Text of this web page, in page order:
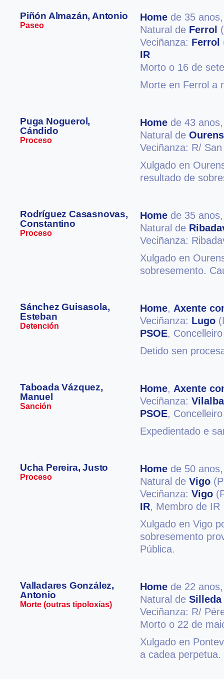
Piñón Almazán, Antonio
Paseo
Home de 35
Natural de Ferrol
Veciñanza: Ferrol
IR
Morto o 16 de
Morte en Ferrol a
Puga Noguerol,
Cándido
Proceso
Home de 43
Natural de
Veciñanza: R/
Xulgado en
resultado de
Rodríguez Casasnovas,
Constantino
Proceso
Home de 35
Natural de
Veciñanza:
Xulgado en
sobresemento.
Sánchez Guisasola,
Esteban
Detención
Home, Axente
Veciñanza: Lugo
PSOE, Concelleiro
Detido sen
Taboada Vázquez,
Manuel
Sanción
Home, Axente
Veciñanza: Vilalba
PSOE, Concelleiro
Expedientado e
Ucha Pereira, Justo
Proceso
Home de 50
Natural de Vigo
Veciñanza: Vigo
IR, Membro de IR
Xulgado en Vigo
sobresemento
Pública.
Valladares González,
Antonio
Morte (outras tipoloxías)
Home de 22
Natural de Silleda
Veciñanza: R/
Morto o 22 de
Xulgado en
a cadea